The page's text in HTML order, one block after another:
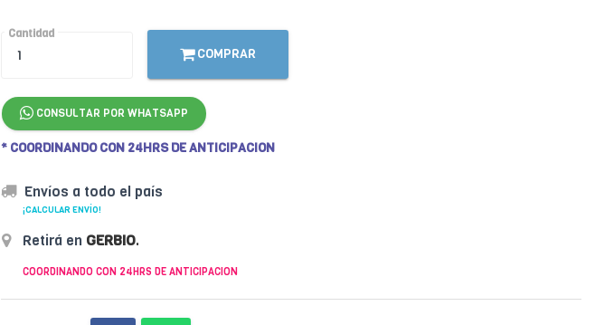
Cantidad
COMPRAR
CONSULTAR POR WHATSAPP
* COORDINANDO CON 24HRS DE ANTICIPACION
Envíos a todo el país
¡CALCULAR ENVÍO!
Retirá en GERBIO.
COORDINANDO CON 24HRS DE ANTICIPACION